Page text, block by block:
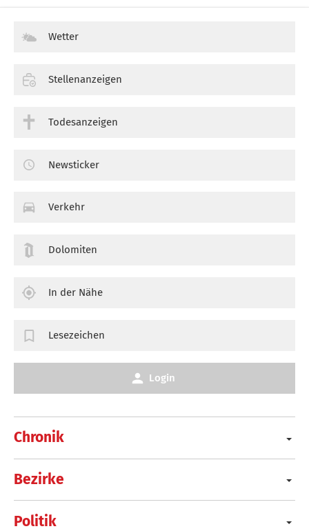
Chronik
Bezirke
Politik
Wetter
Stellenanzeigen
Todesanzeigen
Newsticker
Verkehr
Dolomiten
In der Nähe
Lesezeichen
Login